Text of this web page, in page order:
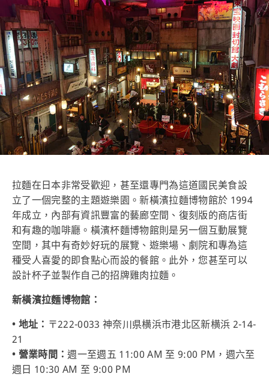
拉麵在日本非常受歡迎，甚至還專門為這道國民美食設
立了一個完整的主題遊樂園。新橫濱拉麵博物館於 1994
年成立，內部有資訊豐富的藝廊空間、復刻版的商店街
和有趣的咖啡廳。橫濱杯麵博物館則是另一個互動展覽
空間，其中有奇妙好玩的展覽、遊樂場、劇院和專為這
種受人喜愛的即食點心而設的餐館。此外，您甚至可以
設計杯子並製作自己的招牌雞肉拉麵。
新橫濱拉麵博物館：
• 地址： 〒222-0033 神奈川県横浜市港北区新横浜 2-14-
21
• 營業時間：週一至週五 11:00 AM 至 9:00 PM，週六至
週日 10:30 AM 至 9:00 PM